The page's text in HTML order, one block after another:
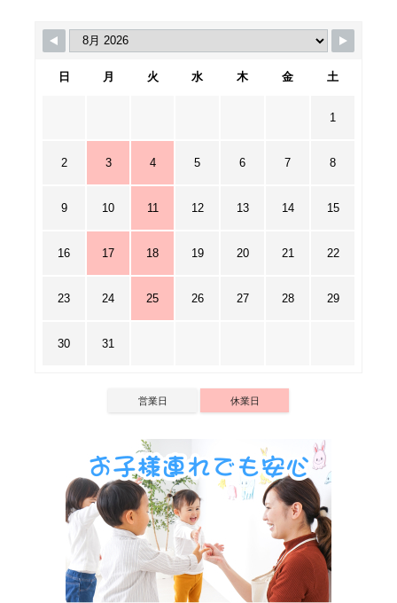
日 月 火 水 木 金 土
1
2 3 4 5 6 7 8
9 10 11 12 13 14 15
16 17 18 19 20 21 22
23 24 25 26 27 28 29
30 31
営業日 休業日